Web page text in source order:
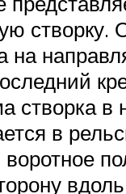
створку.
на
створка в
в